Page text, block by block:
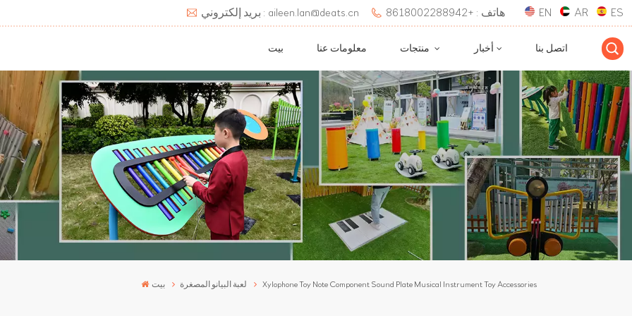
بريد إلكتروني : aileen.lan@deats.cn هاتف : +8618002288942 EN AR ES
بيت معلومات عنا أخبار اتصل بنا
بيت لعبة البيانو المصغرة Xylophone Toy Note Component Sound Plate Musical Instrument Toy Accessories